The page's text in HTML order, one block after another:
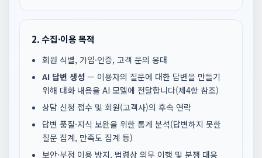
2. 수집·이용 목적
회원 식별, 가입·인증, 고객 문의 응대
AI 답변 생성 — 이용자의 질문에 대한 답변을 만들기
위해 대화 내용을 AI 모델에 전달합니다(제4항 참조)
상담 신청 접수 및 회원(고객사)의 후속 연락
답변 품질·지식 보완을 위한 통계 분석(답변하지 못한
질문 집계, 만족도 집계 등)
보안·부정 이용 방지, 법령상 의무 이행 및 분쟁 대응